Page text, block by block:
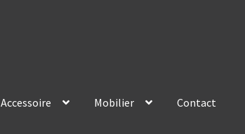
Accessoire Mobilier Contact